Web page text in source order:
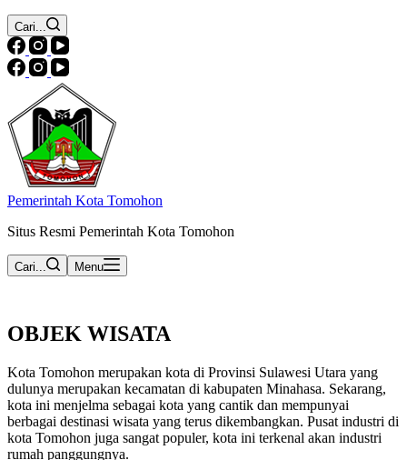
Cari...
Pemerintah Kota Tomohon
Situs Resmi Pemerintah Kota Tomohon
Cari... Menu
OBJEK WISATA
Kota Tomohon merupakan kota di Provinsi Sulawesi Utara yang
dulunya merupakan kecamatan di kabupaten Minahasa. Sekarang,
kota ini menjelma sebagai kota yang cantik dan mempunyai
berbagai destinasi wisata yang terus dikembangkan. Pusat industri di
kota Tomohon juga sangat populer, kota ini terkenal akan industri
rumah panggungnya.